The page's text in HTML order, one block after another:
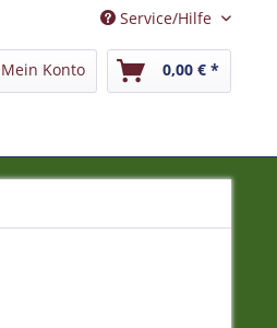
Service/Hilfe
Mein Konto 0,00 € *